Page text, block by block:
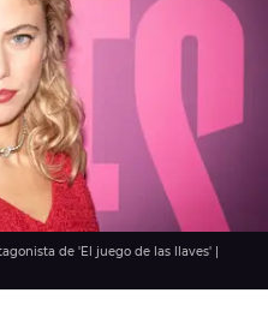
de 'El juego de las llaves' |